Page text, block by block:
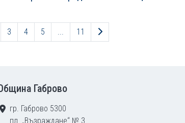
3 4 5 ... 11 Следваща страница
Габрово
гр. Габрово 5300
пл. „Възраждане“ № 3